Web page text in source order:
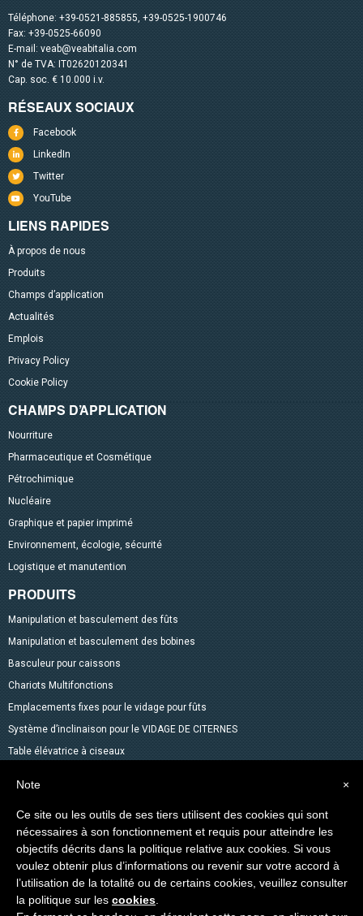
Téléphone: +39-0521-885855, +39-0525-1900746
Fax: +39-0525-66090
E-mail: veab@veabitalia.com
N° de TVA: IT02620120341
Cap. soc. € 10.000 i.v.
RÉSEAUX SOCIAUX
Facebook
LinkedIn
Twitter
YouTube
LIENS RAPIDES
À propos de nous
Produits
Champs d’application
Actualités
Emplois
Privacy Policy
Cookie Policy
CHAMPS D’APPLICATION
Nourriture
Pharmaceutique et Cosmétique
Pétrochimique
Nucléaire
Graphique et papier imprimé
Environnement, écologie, sécurité
Logistique et manutention
PRODUITS
Manipulation et basculement des fûts
Manipulation et basculement des bobines
Basculeur pour caissons
Chariots Multifonctions
Emplacements fixes pour le vidage pour fûts
Système d’inclinaison pour le VIDAGE DE CITERNES
Table élévatrice à ciseaux
Gerbeurs avec fonction transpalette
Autres produits dans le catalogue
Levage des Matériaux
Produits spéciaux
×
Note
Ce site ou les outils de ses tiers utilisent des cookies qui sont
nécessaires à son fonctionnement et requis pour atteindre les
objectifs décrits dans la politique relative aux cookies. Si vous
voulez obtenir plus d’informations ou revenir sur votre accord à
l’utilisation de la totalité ou de certains cookies, veuillez consulter
la politique sur les cookies